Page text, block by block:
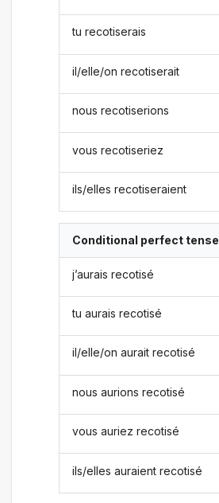
tu recotiserais
il/elle/on recotiserait
nous recotiserions
vous recotiseriez
ils/elles recotiseraient
Conditional perfect tense
j’aurais recotisé
tu aurais recotisé
il/elle/on aurait recotisé
nous aurions recotisé
vous auriez recotisé
ils/elles auraient recotisé